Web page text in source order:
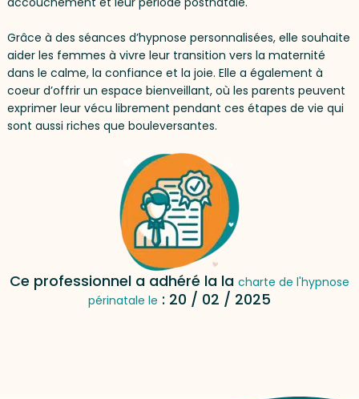
Grâce à des séances d’hypnose personnalisées, elle souhaite
aider les femmes à vivre leur transition vers la maternité
dans le calme, la confiance et la joie. Elle a également à
coeur d’offrir un espace bienveillant, où les parents peuvent
exprimer leur vécu librement pendant ces étapes de vie qui
sont aussi riches que bouleversantes.
Ce professionnel a adhéré la la charte de l'hypnose
périnatale le : 20 / 02 / 2025